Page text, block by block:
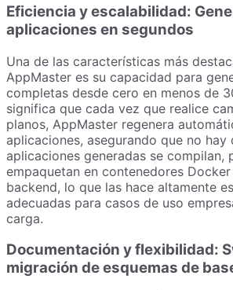
Eficiencia y escalabilidad:
aplicaciones en segundos
Una de las características más
AppMaster es su capacidad para
completas desde cero en menos de
significa que cada vez que realice
planos, AppMaster regenera
aplicaciones, asegurando que no hay
aplicaciones generadas se compilan,
empaquetan en contenedores
backend, lo que las hace altamente
adecuadas para casos de uso
carga.
Documentación y flexibilidad:
migración de esquemas de